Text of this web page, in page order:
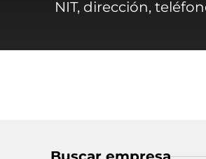
NIT, dirección,